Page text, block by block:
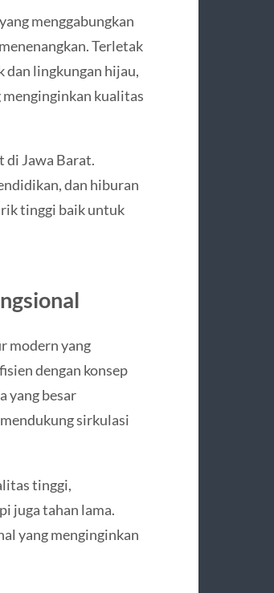
menggabungkan
Terletak
dan lingkungan hijau,
kualitas
di Jawa Barat.
dan hiburan
tinggi baik untuk
modern yang
dengan konsep
yang besar
sirkulasi
tinggi,
juga tahan lama.
yang menginginkan